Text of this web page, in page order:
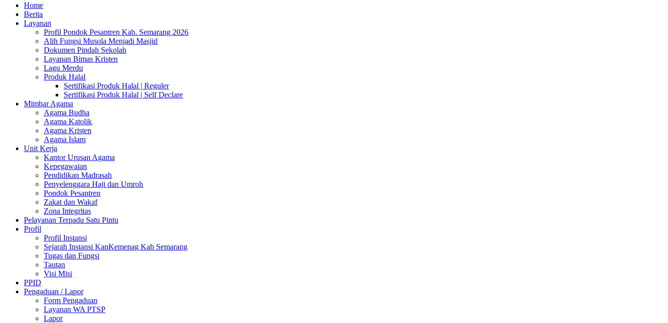
Home
Berita
Layanan
Profil Pondok Pesantren Kab. Semarang 2026
Alih Fungsi Musola Menjadi Masjid
Dokumen Pindah Sekolah
Layanan Bimas Kristen
Lagu Merdu
Produk Halal
Sertifikasi Produk Halal | Reguler
Sertifikasi Produk Halal | Self Declare
Mimbar Agama
Agama Budha
Agama Katolik
Agama Kristen
Agama Islam
Unit Kerja
Kantor Urusan Agama
Kepegawaian
Pendidikan Madrasah
Penyelenggara Haji dan Umroh
Pondok Pesantren
Zakat dan Wakaf
Zona Integritas
Pelayanan Terpadu Satu Pintu
Profil
Profil Instansi
Sejarah Instansi KanKemenag Kab Semarang
Tugas dan Fungsi
Tautan
Visi Misi
PPID
Pengaduan / Lapor
Form Pengaduan
Layanan WA PTSP
Lapor